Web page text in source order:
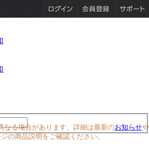
なる場合があります。詳細は最新のお知らせや
の商品説明をご確認ください。